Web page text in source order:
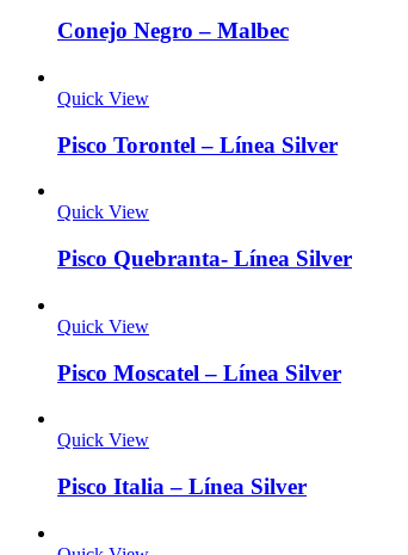
Conejo Negro – Malbec
Quick View
Pisco Torontel – Línea Silver
Quick View
Pisco Quebranta- Línea Silver
Quick View
Pisco Moscatel – Línea Silver
Quick View
Pisco Italia – Línea Silver